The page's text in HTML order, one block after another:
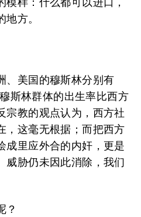
方。
、美国的穆斯林分别有
斯林群体的出生率比西方
宗教的观点认为，西方社
，这毫无根据；而把西方
成里应外合的内奸，更是
威胁仍未因此消除，我们
？